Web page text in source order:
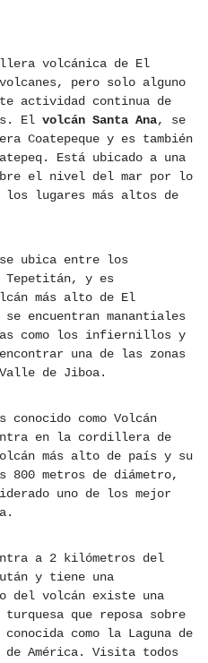
volcánica de El
pero solo alguno
actividad continua de
El volcán Santa Ana, se
Coatepeque y es también
Está ubicado a una
el nivel del mar por lo
los lugares más altos de
se ubica entre los
Tepetitán, y es
más alto de El
encuentran manantiales
como los infiernillos y
una de las zonas
de Jiboa.
conocido como Volcán
en la cordillera de
más alto de país y su
metros de diámetro,
uno de los mejor
a 2 kilómetros del
y tiene una
del volcán existe una
que reposa sobre
como la Laguna de
América. Visita todos